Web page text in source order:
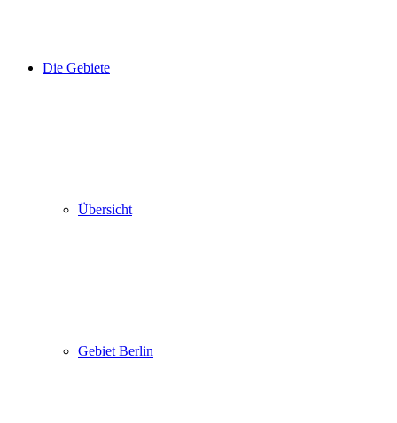
Die Gebiete
Übersicht
Gebiet Berlin